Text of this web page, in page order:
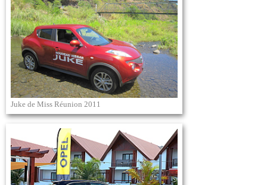
Juke de Miss Réunion 2011